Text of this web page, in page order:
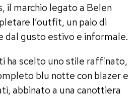
il marchio legato a Belen
l’outfit, un paio di
dal gusto estivo e informale.
ha scelto uno stile raffinato,
blu notte con blazer e
abbinato a una canottiera